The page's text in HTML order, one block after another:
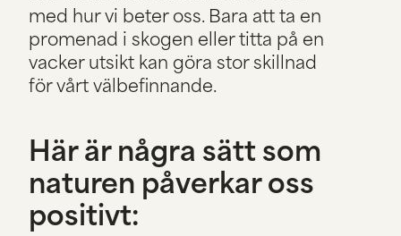
med hur vi beter oss. Bara att ta en
promenad i skogen eller titta på en
vacker utsikt kan göra stor skillnad
för vårt välbefinnande.
Här är några sätt som
naturen påverkar oss
positivt: